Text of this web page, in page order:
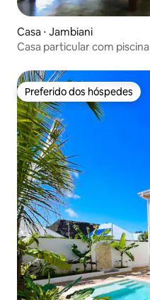
Casa ⋅ Jambiani
Casa particular com piscina
Preferido dos hóspedes
Preferido dos hóspedes